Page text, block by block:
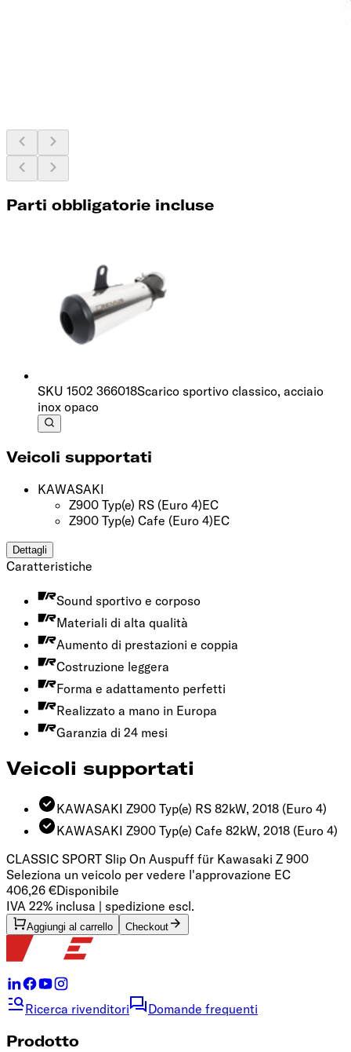
Parti obbligatorie incluse
SKU 1502 366018Scarico sportivo classico, acciaio
inox opaco
Veicoli supportati
KAWASAKI
Z900 Typ(e) RS (Euro 4)EC
Z900 Typ(e) Cafe (Euro 4)EC
Dettagli
Caratteristiche
Sound sportivo e corposo
Materiali di alta qualità
Aumento di prestazioni e coppia
Costruzione leggera
Forma e adattamento perfetti
Realizzato a mano in Europa
Garanzia di 24 mesi
Veicoli supportati
KAWASAKI Z900 Typ(e) RS 82kW, 2018 (Euro 4)
KAWASAKI Z900 Typ(e) Cafe 82kW, 2018 (Euro 4)
CLASSIC SPORT Slip On Auspuff für Kawasaki Z 900
Seleziona un veicolo per vedere l'approvazione EC
406,26 €Disponibile
IVA 22% inclusa | spedizione escl.
Aggiungi al carrello Checkout
Ricerca rivenditori Domande frequenti
Prodotto